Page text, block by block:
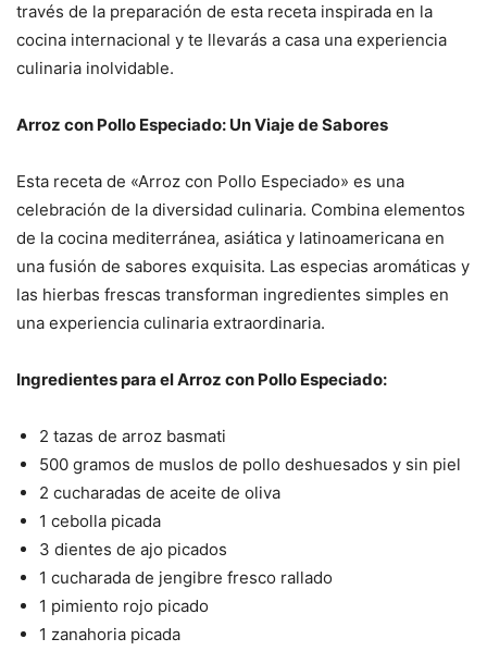
través de la preparación de esta receta inspirada en la
cocina internacional y te llevarás a casa una experiencia
culinaria inolvidable.
Arroz con Pollo Especiado: Un Viaje de Sabores
Esta receta de «Arroz con Pollo Especiado» es una
celebración de la diversidad culinaria. Combina elementos
de la cocina mediterránea, asiática y latinoamericana en
una fusión de sabores exquisita. Las especias aromáticas y
las hierbas frescas transforman ingredientes simples en
una experiencia culinaria extraordinaria.
Ingredientes para el Arroz con Pollo Especiado:
2 tazas de arroz basmati
500 gramos de muslos de pollo deshuesados y sin piel
2 cucharadas de aceite de oliva
1 cebolla picada
3 dientes de ajo picados
1 cucharada de jengibre fresco rallado
1 pimiento rojo picado
1 zanahoria picada